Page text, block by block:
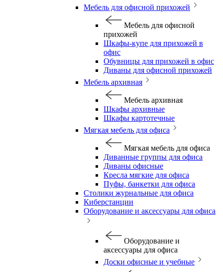
Мебель для офисной прихожей
Мебель для офисной
прихожей
Шкафы-купе для прихожей в
офис
Обувницы для прихожей в офис
Диваны для офисной прихожей
Мебель архивная
Мебель архивная
Шкафы архивные
Шкафы картотечные
Мягкая мебель для офиса
Мягкая мебель для офиса
Диванные группы для офиса
Диваны офисные
Кресла мягкие для офиса
Пуфы, банкетки для офиса
Столики журнальные для офиса
Киберстанции
Оборудование и аксессуары для офиса
Оборудование и
аксессуары для офиса
Доски офисные и учебные